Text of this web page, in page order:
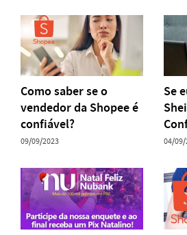
Como saber se o
vendedor da Shopee é
confiável?
09/09/2023
Se
04/09/